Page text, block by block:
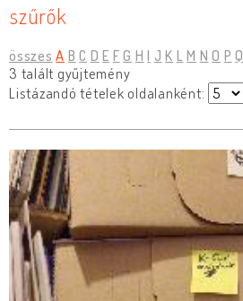
szűrők
összes A B C D E F G H I J K L M N O P Q
3 talált gyűjtemény
Listázandó tételek oldalanként: